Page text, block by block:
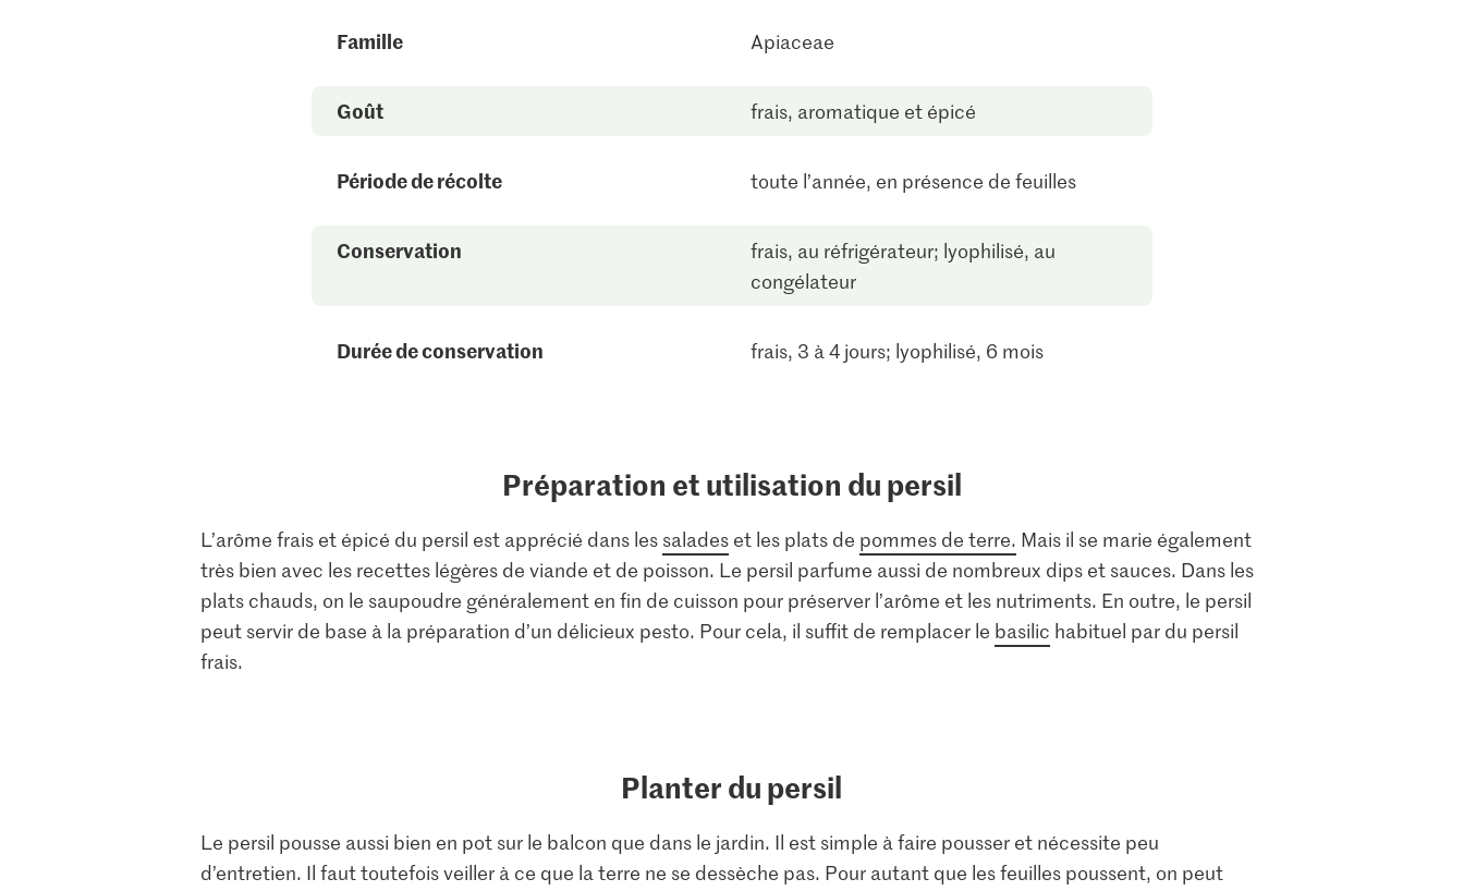
Famille Apiaceae
Goût frais, aromatique et épicé
Période de récolte toute l’année, en présence de feuilles
Conservation
frais, au réfrigérateur; lyophilisé, au
congélateur
Durée de conservation frais, 3 à 4 jours; lyophilisé, 6 mois
Préparation et utilisation du persil
L’arôme frais et épicé du persil est apprécié dans les saladeset les plats de pommes de terre. Mais il se marie également
très bien avec les recettes légères de viande et de poisson. Le persil parfume aussi de nombreux dips et sauces. Dans les
plats chauds, on le saupoudre généralement en fin de cuisson pour préserver l’arôme et les nutriments. En outre, le persil
peut servir de base à la préparation d’un délicieux pesto. Pour cela, il suffit de remplacer le basilic habituel par du persil
frais.
Planter du persil
Le persil pousse aussi bien en pot sur le balcon que dans le jardin. Il est simple à faire pousser et nécessite peu
d’entretien. Il faut toutefois veiller à ce que la terre ne se dessèche pas. Pour autant que les feuilles poussent, on peut